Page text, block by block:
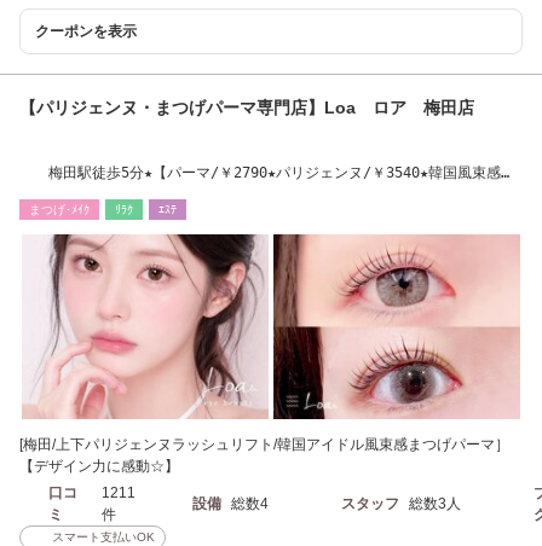
クーポンを表示
【パリジェンヌ・まつげパーマ専門店】Loa ロア 梅田店
梅田駅徒歩5分★【パーマ/￥2790★パリジェンヌ/￥3540★韓国風束感ま
まつげ･ﾒｲｸ ﾘﾗｸ ｴｽﾃ
[梅田/上下パリジェンヌラッシュリフト/韓国アイドル風束感まつげパーマ］
【デザイン力に感動☆】
口コ
ミ
1211
件
設備 総数4 スタッフ 総数3人
スマート支払いOK